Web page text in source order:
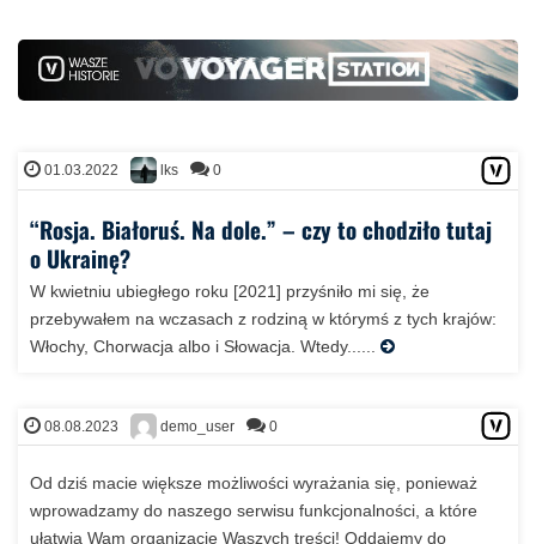
01.03.2022 lks 0
“Rosja. Białoruś. Na dole.” – czy to chodziło tutaj
o Ukrainę?
W kwietniu ubiegłego roku [2021] przyśniło mi się, że
przebywałem na wczasach z rodziną w którymś z tych krajów:
Włochy, Chorwacja albo i Słowacja. Wtedy......
08.08.2023 demo_user 0
Od dziś macie większe możliwości wyrażania się, ponieważ
wprowadzamy do naszego serwisu funkcjonalności, a które
ułatwią Wam organizację Waszych treści! Oddajemy do